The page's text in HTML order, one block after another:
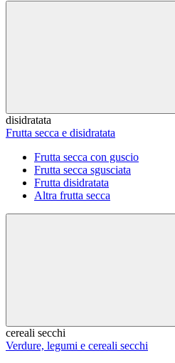
disidratata
Frutta secca e disidratata
Frutta secca con guscio
Frutta secca sgusciata
Frutta disidratata
Altra frutta secca
cereali secchi
Verdure, legumi e cereali secchi